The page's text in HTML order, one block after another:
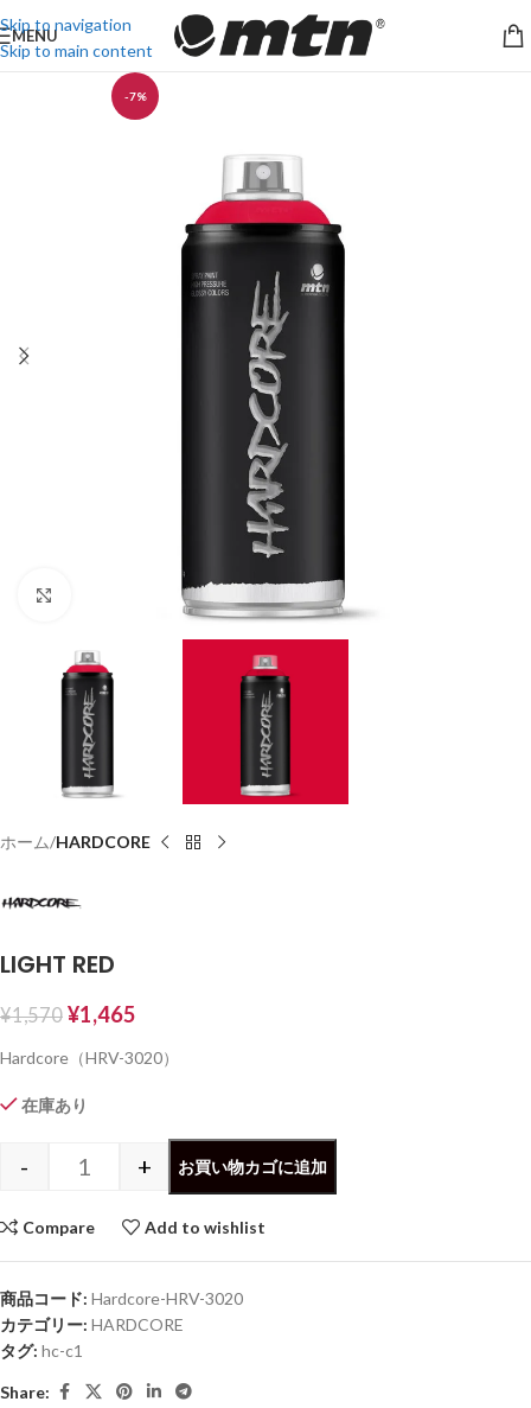
Skip to navigation
Skip to main content
MENU
-7%
Click to enlarge
ホーム HARDCORE
LIGHT RED
¥1,570 ¥1,465
Hardcore（HRV-3020）
在庫あり
- + お買い物カゴに追加
Compare Add to wishlist
商品コード: Hardcore-HRV-3020
カテゴリー: HARDCORE
タグ: hc-c1
Share: